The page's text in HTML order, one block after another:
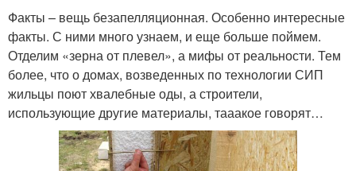
Факты – вещь безапелляционная. Особенно интересные
факты. С ними много узнаем, и еще больше поймем.
Отделим «зерна от плевел», а мифы от реальности. Тем
более, что о домах, возведенных по технологии СИП
жильцы поют хвалебные оды, а строители,
использующие другие материалы, тааакое говорят…